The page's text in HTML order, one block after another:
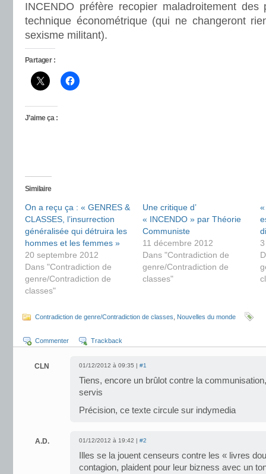
INCENDO préfère recopier maladroitement
technique économétrique (qui ne changeront
sexisme militant).
Partager :
J’aime ça :
Similaire
On a reçu ça : « GENRES &
CLASSES, l’insurrection
généralisée qui détruira les
hommes et les femmes »
20 septembre 2012
Dans "Contradiction de
genre/Contradiction de
classes"
Une critique d’
« INCENDO » par Théorie
Communiste
11 décembre 2012
Dans "Contradiction de
genre/Contradiction de
classes"
Contradiction de genre/Contradiction de classes Nouvelles du monde
Commenter Trackback
CLN 01/12/2012 à 09:35 | #1
Tiens, encore un brûlot contre la
servis
Précision, ce texte circule sur indymedia
A.D. 01/12/2012 à 19:42 | #2
Illes se la jouent censeurs contre les « livres
contagion, plaident pour leur bizness avec un